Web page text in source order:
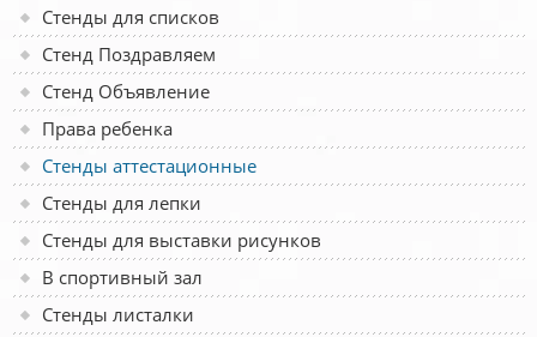
Стенды для списков
Стенд Поздравляем
Стенд Объявление
Права ребенка
Стенды аттестационные
Стенды для лепки
Стенды для выставки рисунков
В спортивный зал
Стенды листалки